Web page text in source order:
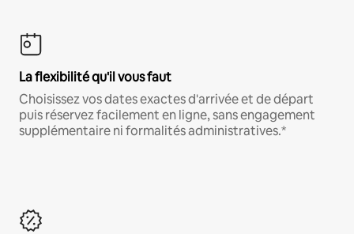
La flexibilité qu'il vous faut
Choisissez vos dates exactes d'arrivée et de départ
puis réservez facilement en ligne, sans engagement
supplémentaire ni formalités administratives.*